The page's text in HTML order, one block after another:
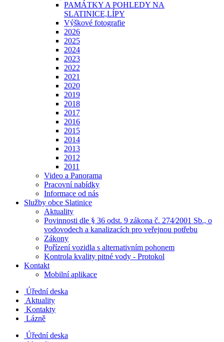
PAMÁTKY A POHLEDY NA
SLATINICE,LÍPY
Výškové fotografie
2026
2025
2024
2023
2022
2021
2020
2019
2018
2017
2016
2015
2014
2013
2012
2011
Video a Panorama
Pracovní nabídky
Informace od nás
Služby obce Slatinice
Aktuality
Povinnosti dle § 36 odst. 9 zákona č. 274⁄2001 Sb., o
vodovodech a kanalizacích pro veřejnou potřebu
Zákony
Pořízení vozidla s alternativním pohonem
Kontrola kvality pitné vody - Protokol
Kontakt
Mobilní aplikace
Úřední deska
Aktuality
Kontakty
Lázně
Úřední deska